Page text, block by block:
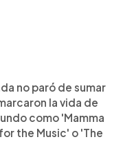
no paró de sumar
la vida de
como 'Mamma
the Music' o 'The